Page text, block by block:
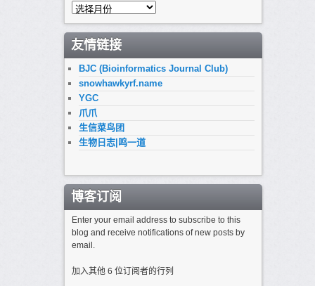
归
友情链接
BJC (Bioinformatics Journal Club)
snowhawkyrf.name
YGC
爪爪
生信菜鸟团
生物日志|鸣一道
博客订阅
Enter your email address to subscribe to this
blog and receive notifications of new posts by
email.
加入其他 6 位订阅者的行列